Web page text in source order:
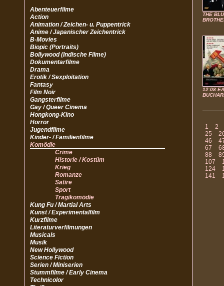
Abenteuerfilme
Action
Animation / Zeichen- u. Puppentrick
Anime / Japanischer Zeichentrick
B-Movies
Biopic (Portraits)
Bollywood (Indische Filme)
Dokumentarfilme
Drama
Erotik / Sexploitation
Fantasy
Film Noir
Gangsterfilme
Gay / Queer Cinema
Hongkong-Kino
Horror
Jugendfilme
Kinder- / Familienfilme
Komödie
Crime
Historie / Kostüm
Krieg
Romanze
Satire
Sport
Tragikomödie
Kung Fu / Martial Arts
Kunst / Experimentalfilm
Kurzfilme
Literaturverfilmungen
Musicals
Musik
New Hollywood
Science Fiction
Serien / Miniserien
Stummfilme / Early Cinema
Technicolor
THE
12:08
1
2
25
46
67
88
107
124
141